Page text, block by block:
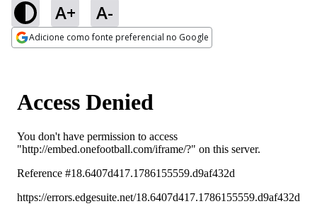
A+ A-
Adicione como fonte preferencial no Google